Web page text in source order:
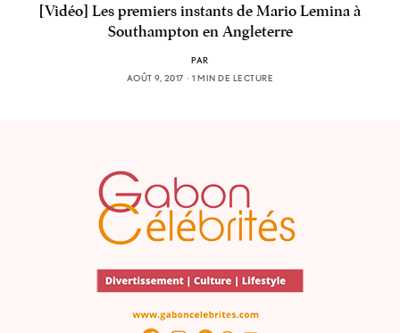
[Vidéo] Les premiers instants de Mario Lemina à
Southampton en Angleterre
PAR
AOÛT 9, 2017
1 MIN DE LECTURE